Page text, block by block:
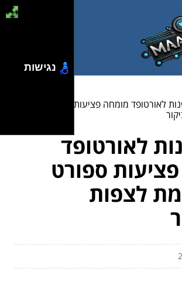
לאורטופד מומחה פציעות ספורט ומה
לאורטופד
ספורט
לצפות
נגישות